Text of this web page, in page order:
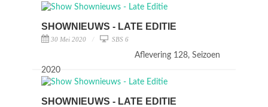
SHOWNIEUWS - LATE EDITIE
30 Mei 2020 SBS 6
Aflevering 128, Seizoen
2020
SHOWNIEUWS - LATE EDITIE